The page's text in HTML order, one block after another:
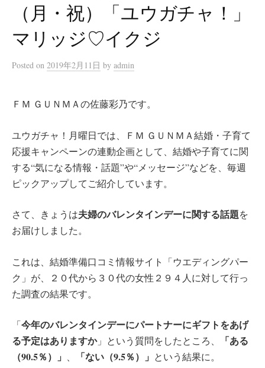
（月・祝）「ユウガチャ！」
マリッジ♡イクジ
Posted on 2019年2月11日 by admin
ＦＭ ＧＵＮＭＡの佐藤彩乃です。
ユウガチャ！月曜日では、ＦＭ ＧＵＮＭＡ結婚・子育て
応援キャンペーンの連動企画として、結婚や子育てに関
する“気になる情報・話題”や“メッセージ”などを、毎週
ピックアップしてご紹介しています。
さて、きょうは夫婦のバレンタインデーに関する話題を
お届けしました。
これは、結婚準備口コミ情報サイト「ウエディングパー
ク」が、２０代から３０代の女性２９４人に対して行っ
た調査の結果です。
「今年のバレンタインデーにパートナーにギフトをあげ
る予定はありますか」という質問をしたところ、
「ある
（90.5％）」 、 「ない（9.5％）」 という結果に。